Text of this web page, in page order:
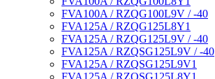
FVA100A / RZQG100L9V / -40
FVA125A / RZQG125L8Y1
FVA125A / RZQG125L9V / -40
FVA125A / RZQSG125L9V / -40
FVA125A / RZQSG125L9V1